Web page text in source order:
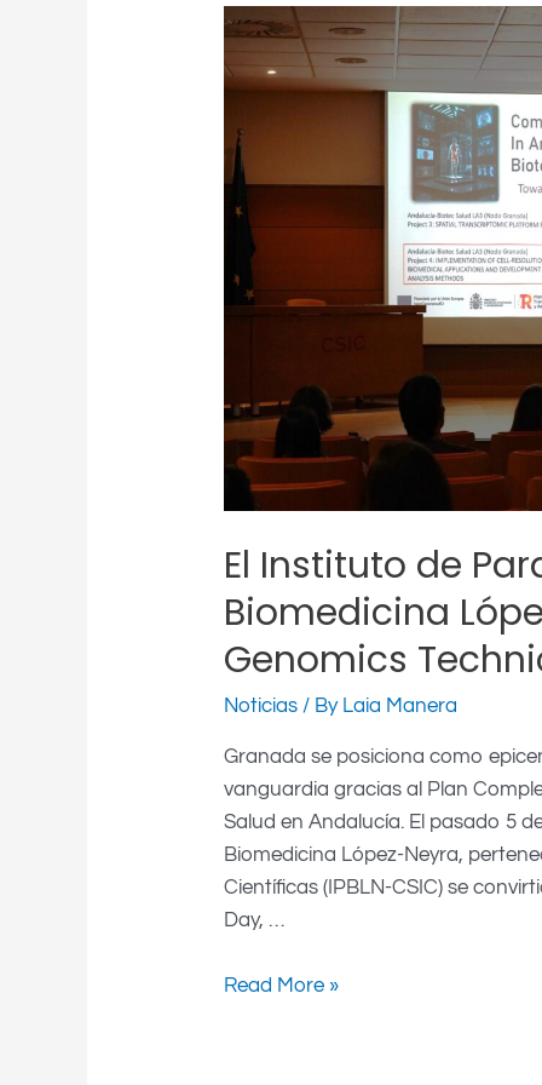
El Instituto de
Biomedicina
Genomics
Noticias / By Laia Manera
Granada se posiciona como
vanguardia gracias al Plan
Salud en Andalucía. El pasado 5
Biomedicina López-Neyra,
Científicas (IPBLN-CSIC) se
Day, …
El
de
Biomedicina
López-
Neyra
acoge
Genomics
Technical
Day
Read More »